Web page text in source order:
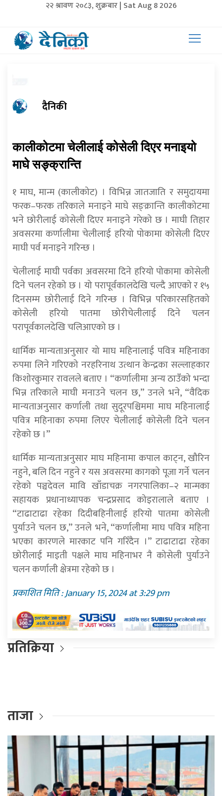
२२ श्रावण २०८३, शुक्रबार | Sat Aug 8 2026
दैनिकी
कालीकोटमा चेलीलाई कोसेली दिएर मनाइयो
माघे सङ्क्रान्ति
१ माघ, मान्म (कालीकोट) । विभिन्न जातजाति र समुदायमा
फरक–फरक तरिकाले मनाइने माघे सङ्क्रान्ति कालीकोटमा
भने छोरीलाई कोसेली दिएर मनाइने गरेको छ । माघी तिहार
अवसरमा कर्णालीमा चेलीलाई हरियो पोकामा कोसेली दिएर
माघी पर्व मनाइने गरिन्छ ।
चेलीलाई माघी पर्वका अवसरमा दिने हरियो पोकामा कोसेली
दिने चलन रहेको छ । यो परापूर्वकालदेखि चल्दै आएको र १५
दिनसम्म छोरीलाई दिने गरिन्छ । विभिन्न परिकारसहितको
कोसेली हरियो पातमा छोरीचेलीलाई दिने चलन
परापूर्वकालदेखि चलिआएको छ ।
धार्मिक मान्यताअनुसार यो माघ महिनालाई पवित्र महिनाका
रुपमा लिने गरिएको नरहरिनाथ उत्थान केन्द्रका सल्लाहकार
किशोरकुमार रावलले बताए । “कर्णालीमा अन्य ठाउँको भन्दा
भिन्न तरिकाले माघी मनाउने चलन छ,” उनले भने, “वैदिक
मान्यताअनुसार कर्णाली तथा सुदूरपश्चिममा माघ महिनालाई
पवित्र महिनाका रुपमा लिएर चेलीलाई कोसेली दिने चलन
रहेको छ ।”
धार्मिक मान्यताअनुसार माघ महिनामा कपाल काट्न, खौरिन
नहुने, बलि दिन नहुने र यस अवसरमा कागको पूजा गर्ने चलन
रहेको पञ्चदेवल मावि खाँडाचक्र नगरपालिका–२ मान्मका
सहायक प्रधानाध्यापक चन्द्रप्रसाद कोइरालाले बताए ।
“टाढाटाढा रहेका दिदीबहिनीलाई हरियो पातमा कोसेली
पुर्याउने चलन छ,” उनले भने, “कर्णालीमा माघ पवित्र महिना
भएका कारणले मारकाट पनि गरिँदैन ।” टाढाटाढा रहेका
छोरीलाई माइती पक्षले माघ महिनाभर नै कोसेली पुर्याउने
चलन कर्णाली क्षेत्रमा रहेको छ ।
प्रकाशित मिति : January 15, 2024 at 3:29 pm
प्रतिक्रिया
ताजा